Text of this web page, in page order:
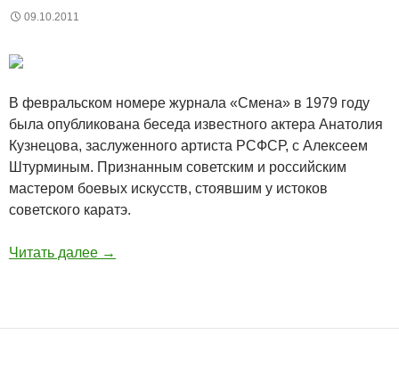
09.10.2011
В февральском номере журнала «Смена» в 1979 году
была опубликована беседа известного актера Анатолия
Кузнецова, заслуженного артиста РСФСР, с Алексеем
Штурминым. Признанным советским и российским
мастером боевых искусств, стоявшим у истоков
советского каратэ.
Читать далее →